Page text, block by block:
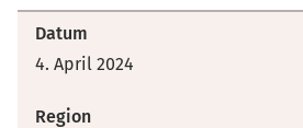
Datum
4. April 2024
Region